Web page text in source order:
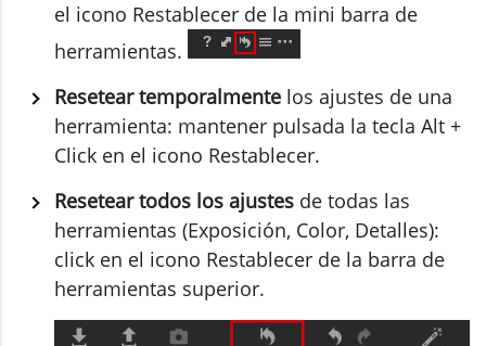
el icono Restablecer de la mini barra de
herramientas.
Resetear temporalmente los ajustes de una
herramienta: mantener pulsada la tecla Alt +
Click en el icono Restablecer.
Resetear todos los ajustes de todas las
herramientas (Exposición, Color, Detalles):
click en el icono Restablecer de la barra de
herramientas superior.